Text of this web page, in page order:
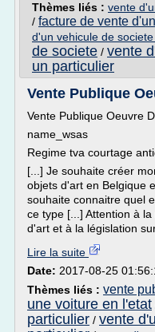
Thèmes liés : vente
/ facture de vente
d'un vehicule de
de societe / vente
un particulier
Vente Publique
Vente Publique Oeuvre
name_wsas
Regime tva courtage
[...] Je souhaite créer
objets d'art en Belgique
souhaite connaitre quel
ce type [...] Attention à
d'art et à la législation
Lire la suite
Date: 2017-08-25
Thèmes liés : vente
une voiture en l'etat
particulier / vente